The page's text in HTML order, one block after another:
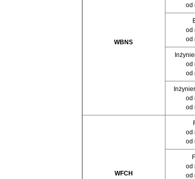
WBNS
od
od
od
od
od
od
od
WFCH
od
od
od
od